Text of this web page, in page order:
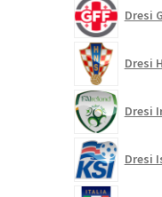
Dresi
Dresi
Dresi
Dresi